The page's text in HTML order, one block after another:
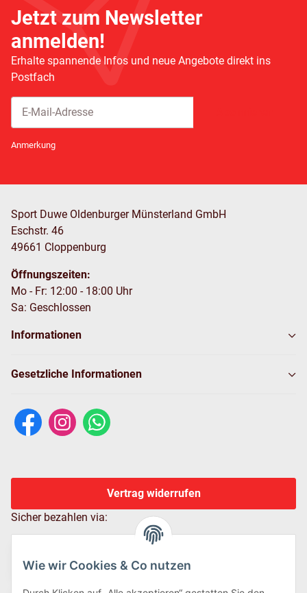
Wie wir Cookies & Co nutzen
Jetzt zum Newsletter
anmelden!
Erhalte spannende Infos und neue Angebote direkt ins
Postfach
Anmerkung
Sport Duwe Oldenburger Münsterland GmbH
Eschstr. 46
49661 Cloppenburg
Öffnungszeiten:
Mo - Fr: 12:00 - 18:00 Uhr
Sa: Geschlossen
Informationen
Gesetzliche Informationen
Vertrag widerrufen
Sicher bezahlen via: